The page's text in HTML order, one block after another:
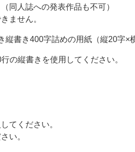
同人誌への発表作品も不可）
ません。
縦書き400字詰めの用紙（縦20字×
の縦書きを使用してください。
てください。
い。